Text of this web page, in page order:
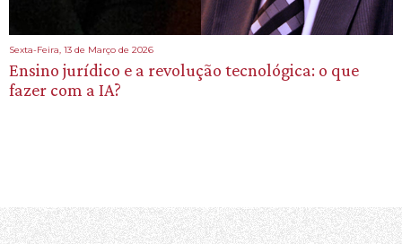
Sexta-Feira, 13 de Março de 2026
Ensino jurídico e a revolução tecnológica: o que
fazer com a IA?